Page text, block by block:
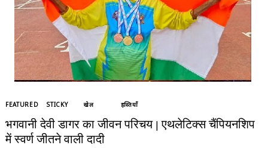
FEATURED STICKY खेल हस्तियाँ
भगवानी देवी डागर का जीवन परिचय | एथलेटिक्स चैंपियनशिप
में स्वर्ण जीतने वाली दादी